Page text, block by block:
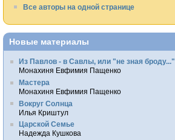
Все авторы на одной странице
Новые материалы
Из Павлов - в Савлы, или "не зная броду..."
Монахиня Евфимия Пащенко
Мастера
Монахиня Евфимия Пащенко
Вокруг Солнца
Илья Криштул
Царской Семье
Надежда Кушкова